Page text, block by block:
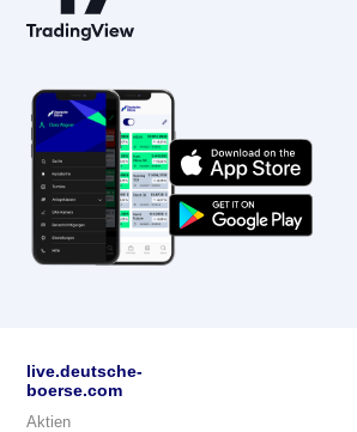
live.deutsche-
boerse.com
Aktien